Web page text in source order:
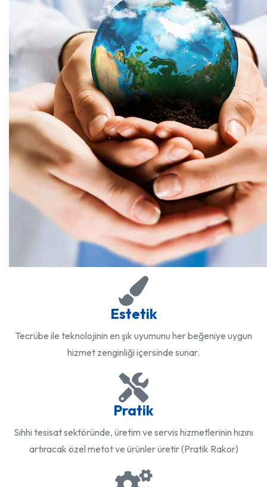
Estetik
Tecrübe ile teknolojinin en şık uyumunu her beğeniye uygun
hizmet zenginliği içersinde sunar.
Pratik
Sıhhi tesisat sektöründe, üretim ve servis hizmetlerinin hızını
artıracak özel metot ve ürünler üretir (Pratik Rakor)